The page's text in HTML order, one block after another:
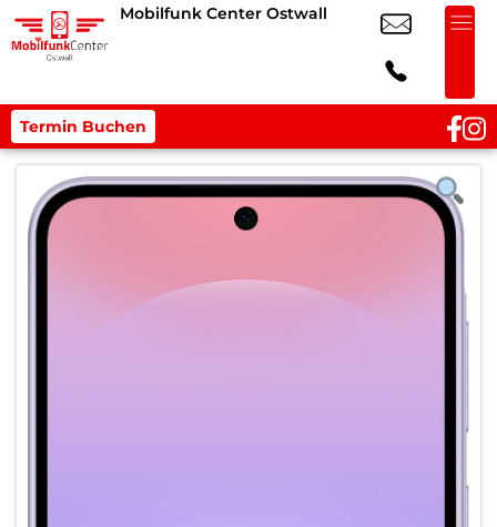
Mobilfunk Center Ostwall
Termin Buchen